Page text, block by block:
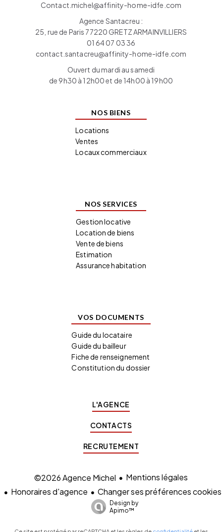
Contact.michel@affinity-home-idfe.com
Agence Santacreu :
25, rue de Paris 77220 GRETZ ARMAINVILLIERS
01 64 07 03 36
contact.santacreu@affinity-home-idfe.com
Ouvert du mardi au samedi
de 9h30 à 12h00 et de 14h00 à 19h00
NOS BIENS
Locations
Ventes
Locaux commerciaux
NOS SERVICES
Gestion locative
Location de biens
Vente de biens
Estimation
Assurance habitation
VOS DOCUMENTS
Guide du locataire
Guide du bailleur
Fiche de renseignement
Constitution du dossier
L'AGENCE
CONTACTS
RECRUTEMENT
©2026 Agence Michel
Mentions légales
Honoraires d'agence
Changer ses préférences cookies
Design by
Apimo™